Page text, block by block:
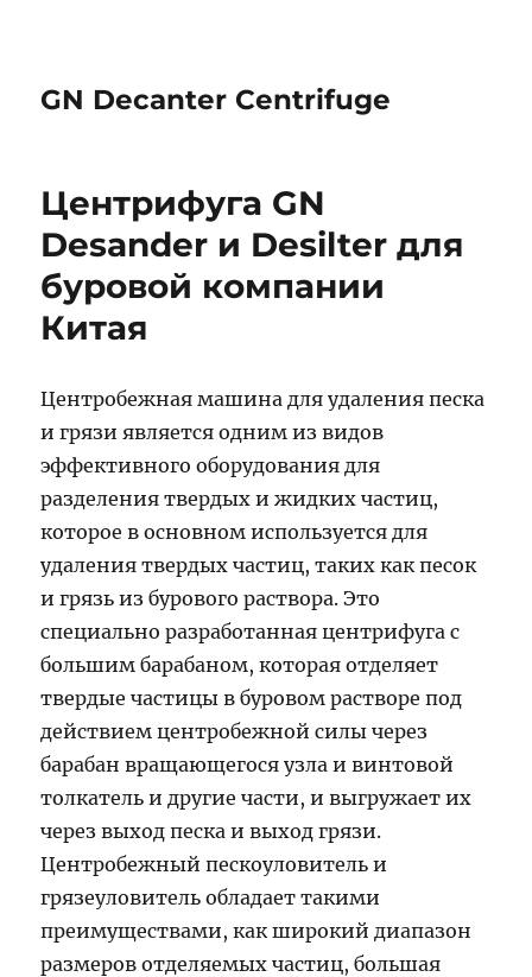
GN Decanter Centrifuge
Центрифуга GN
Desander и Desilter для
буровой компании
Китая
Центробежная машина для удаления песка
и грязи является одним из видов
эффективного оборудования для
разделения твердых и жидких частиц,
которое в основном используется для
удаления твердых частиц, таких как песок
и грязь из бурового раствора. Это
специально разработанная центрифуга с
большим барабаном, которая отделяет
твердые частицы в буровом растворе под
действием центробежной силы через
барабан вращающегося узла и винтовой
толкатель и другие части, и выгружает их
через выход песка и выход грязи.
Центробежный пескоуловитель и
грязеуловитель обладает такими
преимуществами, как широкий диапазон
размеров отделяемых частиц, большая